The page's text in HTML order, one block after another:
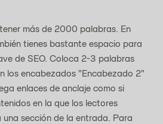
más de 2000 palabras. En
tienes bastante espacio para
de SEO. Coloca 2-3 palabras
los encabezados "Encabezado 2"
enlaces de anclaje como si
en la que los lectores
una sección de la entrada. Para